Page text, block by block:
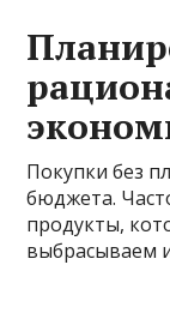
Покупки без
бюджета.
продукты,
выбрасываем